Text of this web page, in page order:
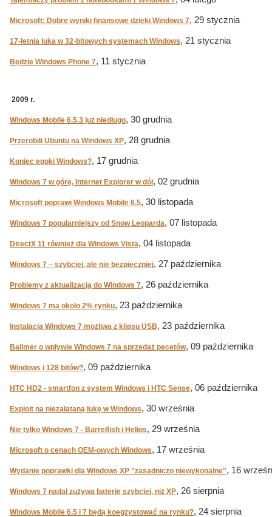
Microsoft: Dobre wyniki finansowe dzięki Windows 7, 29 stycznia
17-letnia luka w 32-bitowych systemach Windows, 21 stycznia
Będzie Windows Phone 7, 11 stycznia
2009 r.
Windows Mobile 6.5.3 już niedługo, 30 grudnia
Przerobili Ubuntu na Windows XP, 28 grudnia
Koniec epoki Windows?, 17 grudnia
Windows 7 w górę, Internet Explorer w dół, 02 grudnia
Microsoft poprawi Windows Mobile 6.5, 30 listopada
Windows 7 popularniejszy od Snow Leoparda, 07 listopada
DirectX 11 również dla Windows Vista, 04 listopada
Windows 7 – szybciej, ale nie bezpieczniej, 27 października
Problemy z aktualizacją do Windows 7, 26 października
Windows 7 ma około 2% rynku, 23 października
Instalacja Windows 7 możliwa z klipsu USB, 23 października
Ballmer o wpływie Windows 7 na sprzedaż pecetów, 09 października
Windows i 128 bitów?, 09 października
HTC HD2 - smartfon z system Windows i HTC Sense, 06 października
Exploit na niezałataną lukę w Windows, 30 września
Nie tylko Windows 7 - Barrelfish i Helios, 29 września
Microsoft o cenach OEM-owych Windows, 17 września
Wydanie poprawki dla Windows XP "zasadniczo niewykonalne", 16
Windows 7 nadal zużywa baterię szybciej, niż XP, 26 sierpnia
Windows Mobile 6.5 i 7 będą koegzystować na rynku?, 24 sierpnia